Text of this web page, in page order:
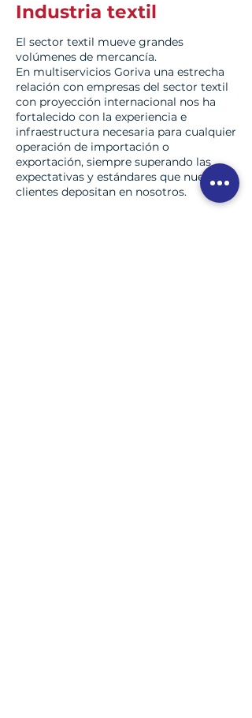
Industria textil
El sector textil mueve grandes
volúmenes de mercancía.
En multiservicios Goriva una estrecha
relación con empresas del sector textil
con proyección internacional nos ha
fortalecido con la experiencia e
infraestructura necesaria para cualquier
operación de importación o
exportación, siempre superando las
expectativas y estándares que nuestros
clientes depositan en nosotros.